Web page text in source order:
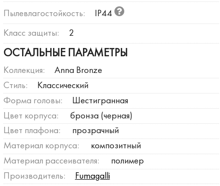
Пылевлагостойкость: IP44
Класс защиты: 2
ОСТАЛЬНЫЕ ПАРАМЕТРЫ
Коллекция:
Anna Bronze
Стиль:
Классический
Форма головы:
Шестигранная
Цвет корпуса:
бронза (черная)
Цвет плафона:
прозрачный
Материал корпуса:
композитный
Материал рассеивателя:
полимер
Производитель:
Fumagalli